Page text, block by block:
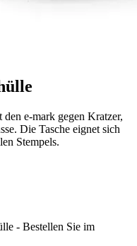
e-mark gegen Kratzer,
Die Tasche eignet sich
Stempels.
- Bestellen Sie im